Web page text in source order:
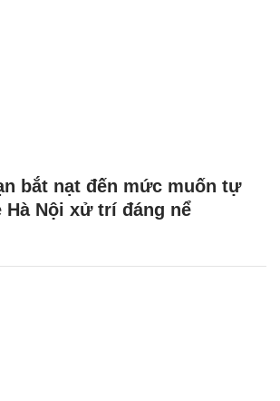
bắt nạt đến mức muốn tự
Nội xử trí đáng nể